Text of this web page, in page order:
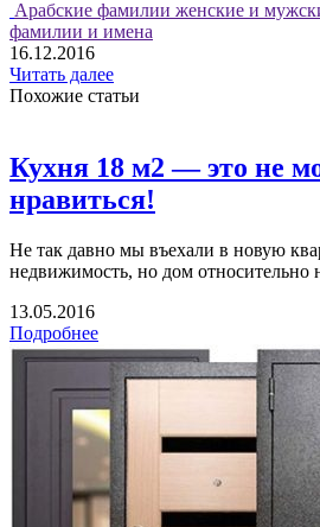
Арабские фамилии женские и
фамилии и имена
16.12.2016
Читать далее
Похожие статьи
Кухня 18 м2 — это не
нравиться!
Не так давно мы въехали в новую
недвижимость, но дом относительно
13.05.2016
Подробнее